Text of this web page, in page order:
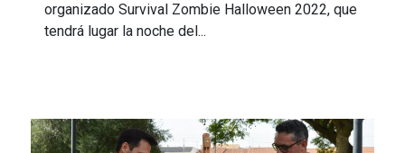
organizado Survival Zombie Halloween 2022, que
tendrá lugar la noche del...